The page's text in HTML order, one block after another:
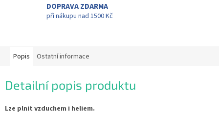
DOPRAVA ZDARMA
při nákupu nad 1500 Kč
Popis Ostatní informace
Detailní popis produktu
Lze plnit vzduchem i heliem.